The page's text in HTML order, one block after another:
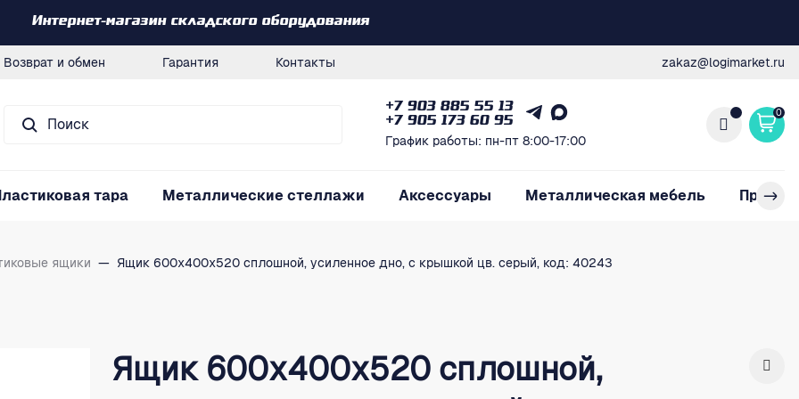
Интернет-магазин складского оборудования
Возврат и обмен Гарантия Контакты zakaz@logimarket.ru
+7 903 885 55 13
+7 905 173 60 95
График работы: пн-пт 8:00-17:00
0
тара Металлические стеллажи Аксессуары Металлическая мебель
ящики — Ящик 600х400х520 сплошной, усиленное дно, с крышкой цв. серый, код: 40243
Ящик 600х400х520 сплошной,